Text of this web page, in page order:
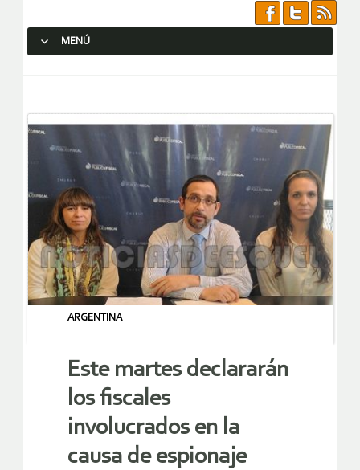
MENÚ
ARGENTINA
Este martes declararán
los fiscales
involucrados en la
causa de espionaje